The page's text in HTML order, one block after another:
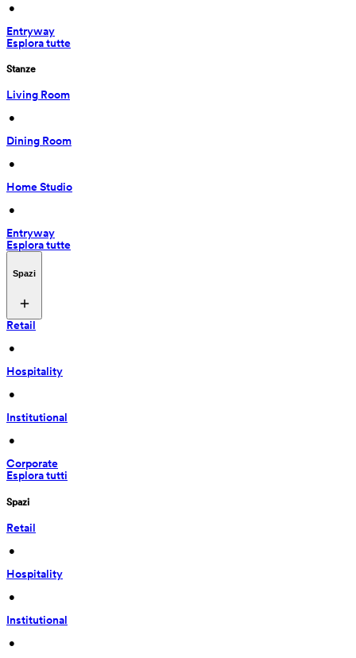
•
Entryway
Esplora tutte
Stanze
Living Room
•
Dining Room
•
Home Studio
•
Entryway
Esplora tutte
Spazi
Retail
•
Hospitality
•
Institutional
•
Corporate
Esplora tutti
Spazi
Retail
•
Hospitality
•
Institutional
•